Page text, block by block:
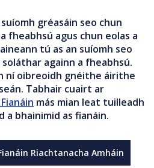
gréasáin seo chun
fheabhsú agus chun eolas a
tú as an suíomh seo
againn a fheabhsú.
ní oibreoidh gnéithe áirithe
Tabhair cuairt ar
más mian leat tuilleadh
a bhainimid as fianáin.
Riachtanacha Amháin